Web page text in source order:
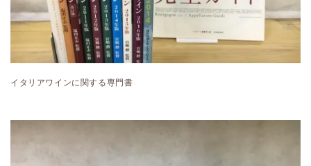
イタリアワインに関する専門書